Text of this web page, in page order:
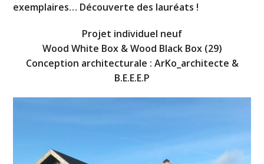
exemplaires… Découverte des lauréats !
Projet individuel neuf
Wood White Box & Wood Black Box (29)
Conception architecturale : ArKo_architecte &
B.E.E.E.P